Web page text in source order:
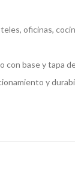
oficinas,
base y tapa
y